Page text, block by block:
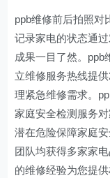
ppb维修前后拍照对
记录家电的状态通
成果一目了然。ppb
立维修服务热线提
理紧急维修需求。
家庭安全检测服务
潜在危险保障家庭
团队均获得多家家
的维修经验为您提供